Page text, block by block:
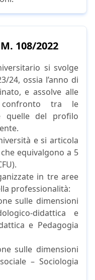
108/2022
si svolge
24, ossia l’anno di
e assolve alle
tra le
quelle del profilo
e si articola
equivalgono a 5
in tre aree
professionalità:
sulle dimensioni
didattica e
e Pedagogia
sulle dimensioni
– Sociologia